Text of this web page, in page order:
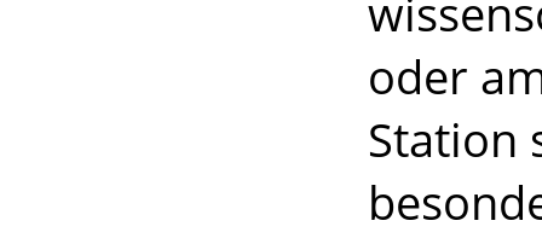
oder
Station